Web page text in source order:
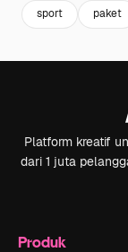
sport paket
Platform kreatif
dari 1 juta
Produk